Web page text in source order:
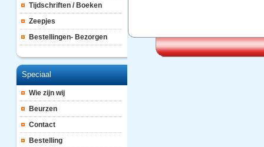
Tijdschriften / Boeken
Zeepjes
Bestellingen- Bezorgen
Speciaal
Wie zijn wij
Beurzen
Contact
Bestelling